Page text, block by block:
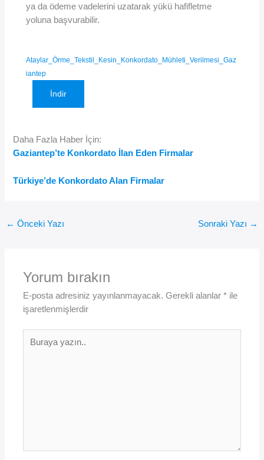
ya da ödeme vadelerini uzatarak yükü hafifletme
yoluna başvurabilir.
Ataylar_Örme_Tekstil_Kesin_Konkordato_Mühleti_Verilmesi_Gaz
iantep
İndir
Daha Fazla Haber İçin:
Gaziantep’te Konkordato İlan Eden Firmalar
Türkiye’de Konkordato Alan Firmalar
← Önceki Yazı Sonraki Yazı →
Yorum bırakın
E-posta adresiniz yayınlanmayacak. Gerekli alanlar* ile
işaretlenmişlerdir
yazın..